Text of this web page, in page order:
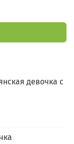
девочка с